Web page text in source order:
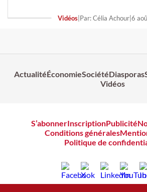
Vidéos| Par: Célia Achour| 6
ActualitéÉconomieSociétéDiasporas
Vidéos
S’abonnerInscriptionPublicité
Conditions générales
Politique de